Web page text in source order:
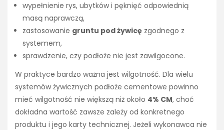
wypełnienie rys, ubytków i pęknięć odpowiednią
masą naprawczą,
zastosowanie gruntu pod żywicę zgodnego z
systemem,
sprawdzenie, czy podłoże nie jest zawilgocone.
W praktyce bardzo ważna jest wilgotność. Dla wielu
systemów żywicznych podłoże cementowe powinno
mieć wilgotność nie większą niż około 4% CM, choć
dokładna wartość zawsze zależy od konkretnego
produktu i jego karty technicznej. Jeżeli wykonawca nie